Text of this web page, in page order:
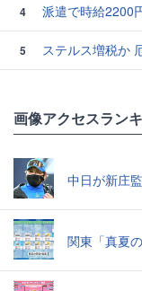
4 派遣で時給2200
5
ステルス増税か
画像アクセスラン
中日が新庄
関東「真夏